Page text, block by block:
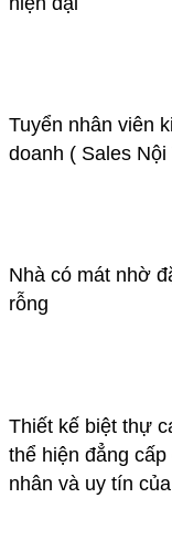
Tuyển nhân viên
doanh ( Sales Nội
Nhà có mát nhờ
rỗng
Thiết kế biệt thự
thể hiện đẳng cấp
nhân và uy tín